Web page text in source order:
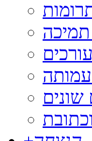
תמיכה
שונים